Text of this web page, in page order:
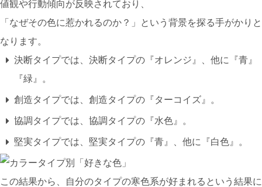
値観や行動傾向が反映されており、
「なぜその色に惹かれるのか？」という背景を探る手がかりと
なります。
決断タイプでは、決断タイプの『オレンジ 』、他に『青 』
『緑 』。
創造タイプでは、創造タイプの『ターコイズ 』。
協調タイプでは、協調タイプの『水色 』。
堅実タイプでは、堅実タイプの『青 』、他に『白色 』。
この結果から、自分のタイプの寒色系が好まれるという結果に